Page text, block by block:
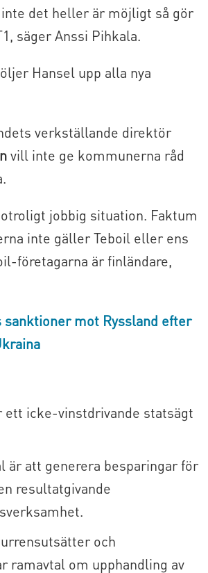
inte det heller är möjligt så gör
säger Anssi Pihkala.
Hansel upp alla nya
verkställande direktör
vill inte ge kommunerna råd
jobbig situation. Faktum
inte gäller Teboil eller ens
företagarna är finländare,
sanktioner mot Ryssland efter
ett icke-vinstdrivande statsägt
är att generera besparingar för
resultatgivande
och
ramavtal om upphandling av